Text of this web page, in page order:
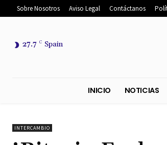
Sobre Nosotros Aviso Legal Contáctanos
27.7 C Spain
INTERCAMBIO